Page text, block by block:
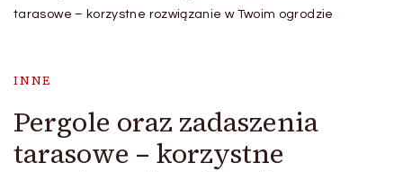
tarasowe – korzystne rozwiązanie w Twoim ogrodzie
INNE
Pergole oraz zadaszenia
tarasowe – korzystne